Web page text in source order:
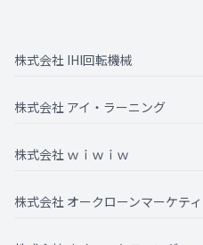
株式会社 IHI回転機械
株式会社 アイ・ラーニング
株式会社 ｗｉｗｉｗ
株式会社 オークローンマーケテ